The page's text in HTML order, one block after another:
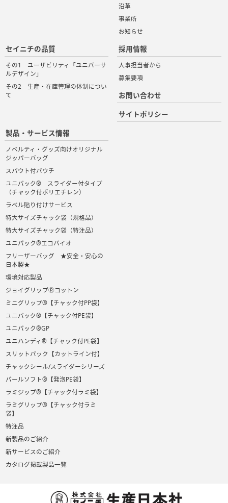
沿革
事業所
お知らせ
製品・サービス情報
ノベルティ・グッズ向けオリジナル
ジッパーバッグ
スパウト付パウチ
ユニパック® スライダー付タイプ
（チャック付ポリエチレン）
ラベル貼り付けサービス
特大サイズチャック袋（規格品）
特大サイズチャック袋（特注品）
ユニパック®エコバイオ
フリーザーバッグ ★安全・安心の
日本製★
環境対応製品
ジョイグリップⓇコットン
ミニグリップ®【チャック付PP袋】
ユニパック®【チャック付PE袋】
ユニパック®GP
ユニハンディ®【チャック付PE袋】
スリットパック【カットライン付】
チャックシール/スライダーシリーズ
パールソフト®【発泡PE袋】
ラミジップ®【チャック付ラミ袋】
ラミグリップ®【チャック付ラミ
袋】
特注品
新製品のご紹介
新サービスのご紹介
カタログ掲載製品一覧
セイニチの品質
その1 ユーザビリティ「ユニバーサ
ルデザイン」
その2 生産・在庫管理の体制につい
て
採用情報
人事担当者から
募集要項
お問い合わせ
サイトポリシー